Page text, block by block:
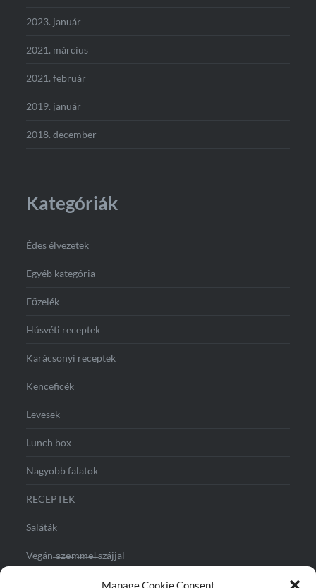
Manage Cookie Consent
2023. január
2021. március
2021. február
2019. január
2018. december
Kategóriák
Édes élvezetek
Egyéb kategória
Főzelék
Húsvéti receptek
Karácsonyi receptek
Kenceficék
Levesek
Lunch box
Nagyobb falatok
RECEPTEK
Saláták
Vegán ̶s̶z̶e̶m̶m̶e̶l̶ szájjal